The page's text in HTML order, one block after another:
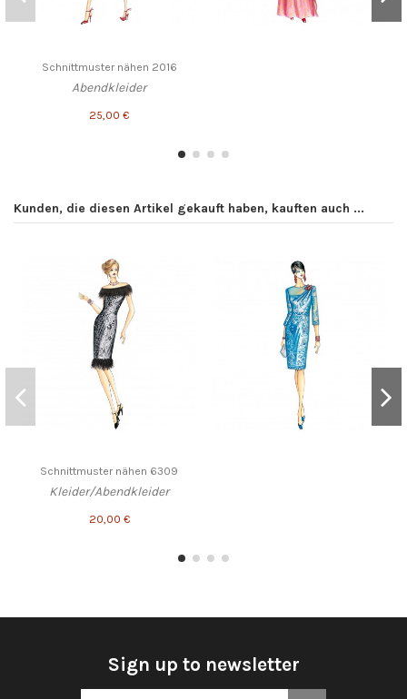
Schnittmuster nähen 2016
Abendkleider
25,00 €
Kunden, die diesen Artikel gekauft haben, kauften auch ...
Schnittmuster nähen 6309
Kleider/Abendkleider
20,00 €
Sign up to newsletter